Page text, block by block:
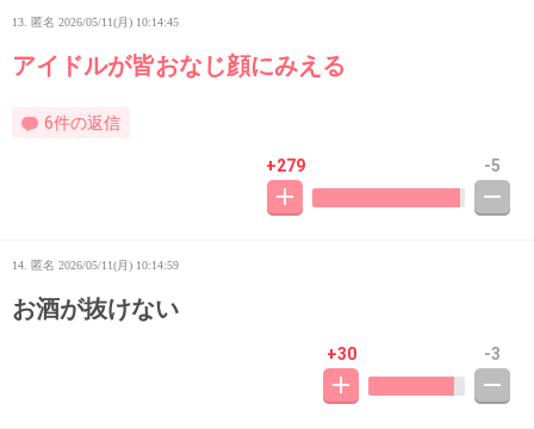
13. 匿名 2026/05/11(月) 10:14:45
アイドルが皆おなじ顔にみえる
6件の返信
+279 -5
14. 匿名 2026/05/11(月) 10:14:59
お酒が抜けない
+30 -3